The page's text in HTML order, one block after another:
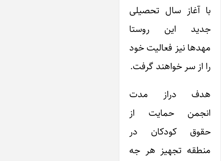
با آغاز سال تحصیلی
جدید این روستا
مهدها نیز فعالیت خود
را از سر خواهند گرفت.
هدف دراز مدت
انجمن حمایت از
حقوق کودکان در
منطقه تجهیز هر جه